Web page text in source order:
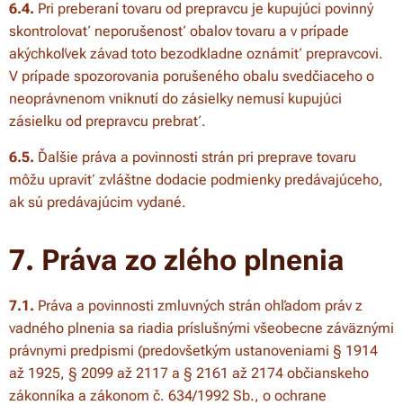
6.4. Pri preberaní tovaru od prepravcu je kupujúci povinný
skontrolovať neporušenosť obalov tovaru a v prípade
akýchkoľvek závad toto bezodkladne oznámiť prepravcovi.
V prípade spozorovania porušeného obalu svedčiaceho o
neoprávnenom vniknutí do zásielky nemusí kupujúci
zásielku od prepravcu prebrať.
6.5. Ďalšie práva a povinnosti strán pri preprave tovaru
môžu upraviť zvláštne dodacie podmienky predávajúceho,
ak sú predávajúcim vydané.
7. Práva zo zlého plnenia
7.1. Práva a povinnosti zmluvných strán ohľadom práv z
vadného plnenia sa riadia príslušnými všeobecne záväznými
právnymi predpismi (predovšetkým ustanoveniami § 1914
až 1925, § 2099 až 2117 a § 2161 až 2174 občianskeho
zákonníka a zákonom č. 634/1992 Sb., o ochrane